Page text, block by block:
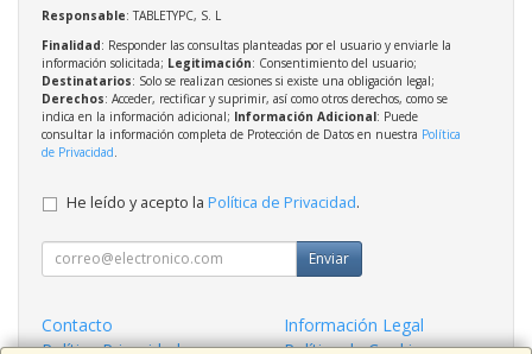
Responsable: TABLETYPC, S. L
Finalidad: Responder las consultas planteadas por el usuario y enviarle la
información solicitada; Legitimación: Consentimiento del usuario;
Destinatarios: Solo se realizan cesiones si existe una obligación legal;
Derechos: Acceder, rectificar y suprimir, así como otros derechos, como se
indica en la información adicional; Información Adicional: Puede
consultar la información completa de Protección de Datos en nuestra Política
de Privacidad
He leído y acepto la Política de Privacidad.
Enviar
Contacto
Información Legal
Política Privacidad
Política de Cookies